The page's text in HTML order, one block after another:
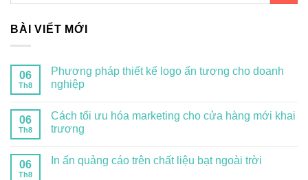
BÀI VIẾT MỚI
06
Th8
Phương pháp thiết kế logo ấn tượng cho doanh
nghiệp
06
Th8
Cách tối ưu hóa marketing cho cửa hàng mới khai
trương
06
Th8
In ấn quảng cáo trên chất liệu bạt ngoài trời